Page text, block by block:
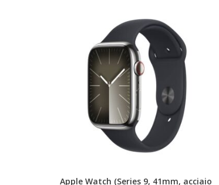
era:
1.009,00€.
è:
649,00€.
Apple Watch (Series 9, 41mm, acciaio